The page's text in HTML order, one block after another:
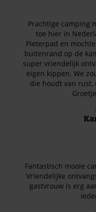
Prachtige camping
toe hier in
Pieterpad en
buitenrand op de
super vriendelijk
eigen kippen. We
die houdt van
Fantastisch mooie
Vriendelijke
gastvrouw is erg